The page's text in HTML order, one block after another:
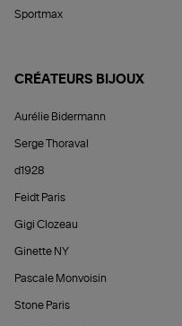
Sportmax
CRÉATEURS BIJOUX
Aurélie Bidermann
Serge Thoraval
d1928
Feidt Paris
Gigi Clozeau
Ginette NY
Pascale Monvoisin
Stone Paris